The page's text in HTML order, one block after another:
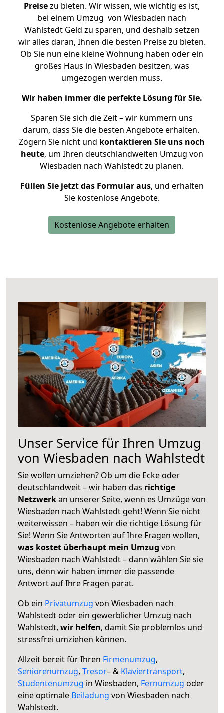
Preisezu bieten. Wir wissen, wie wichtig es ist,
bei einem Umzug von Wiesbaden nach
Wahlstedt Geld zu sparen, und deshalb setzen
wir alles daran, Ihnen die besten Preise zu bieten.
Ob Sie nun eine kleine Wohnung haben oder ein
großes Haus in Wiesbaden besitzen, was
umgezogen werden muss.
Wir haben immer die perfekte Lösung für Sie.
Sparen Sie sich die Zeit – wir kümmern uns
darum, dass Sie die besten Angebote erhalten.
Zögern Sie nicht und kontaktieren Sie uns noch
heute, um Ihren deutschlandweiten Umzug von
Wiesbaden nach Wahlstedt zu planen.
Füllen Sie jetzt das Formular aus, und erhalten
Sie kostenlose Angebote.
Kostenlose Angebote erhalten
Unser Service für Ihren Umzug
von Wiesbaden nach Wahlstedt
Sie wollen umziehen? Ob um die Ecke oder
deutschlandweit – wir haben das richtige
Netzwerkan unserer Seite, wenn es Umzüge von
Wiesbaden nach Wahlstedt geht! Wenn Sie nicht
weiterwissen – haben wir die richtige Lösung für
Sie! Wenn Sie Antworten auf Ihre Fragen wollen,
was kostet überhaupt mein Umzug von
Wiesbaden nach Wahlstedt – dann wählen Sie sie
uns, denn wir haben immer die passende
Antwort auf Ihre Fragen parat.
Ob ein Privatumzug von Wiesbaden nach
Wahlstedt oder ein gewerblicher Umzug nach
Wahlstedt, wir helfen, damit Sie problemlos und
stressfrei umziehen können.
Allzeit bereit für Ihren Firmenumzug,
Seniorenumzug, Tresor– & Klaviertransport,
Studentenumzug in Wiesbaden, Fernumzug oder
eine optimale Beiladung von Wiesbaden nach
Wahlstedt.